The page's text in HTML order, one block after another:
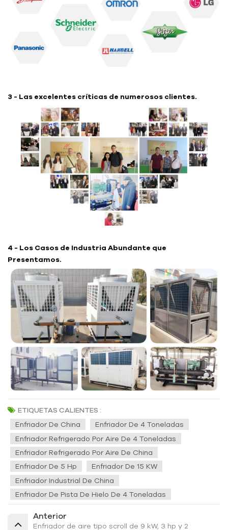
3 - Las excelentes críticas de numerosos clientes.
4 - Los Casos de Industria Abundante que
Presentamos.
ETIQUETAS CALIENTES :
Enfriador De China
Enfriador De 4 Toneladas
Enfriador Refrigerado Por Aire De 4 Toneladas
Enfriador Refrigerado Por Aire De China
Enfriador De 5 Hp
Enfriador De 15 KW
Enfriador Industrial De China
Enfriador De Pista De Hielo De 4 Toneladas
Anterior
Enfriador de aire tipo scroll de 9 kW, 3 hp y 2